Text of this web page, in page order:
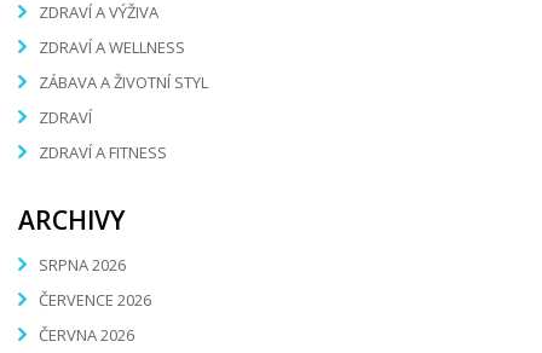
ZDRAVÍ A VÝŽIVA
ZDRAVÍ A WELLNESS
ZÁBAVA A ŽIVOTNÍ STYL
ZDRAVÍ
ZDRAVÍ A FITNESS
ARCHIVY
SRPNA 2026
ČERVENCE 2026
ČERVNA 2026